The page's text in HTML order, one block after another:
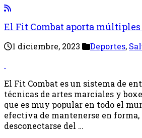
El Fit Combat aporta
1 diciembre, 2023 Deportes,
El Fit Combat es un sistema de
técnicas de artes marciales y
que es muy popular en todo el
efectiva de mantenerse en
desconectarse del …